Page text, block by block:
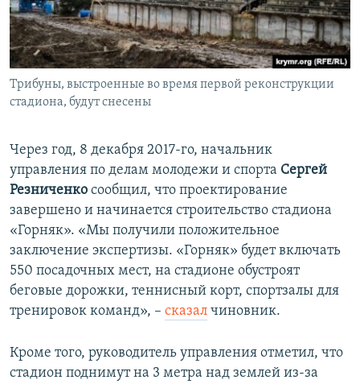
Трибуны, выстроенные во время первой реконструкции
стадиона, будут снесены
Через год, 8 декабря 2017-го, начальник
управления по делам молодежи и спорта Сергей
Резниченко сообщил, что проектирование
завершено и начинается строительство стадиона
«Горняк». «Мы получили положительное
заключение экспертизы. «Горняк» будет включать
550 посадочных мест, на стадионе обустроят
беговые дорожки, теннисный корт, спортзалы для
тренировок команд», – сказал чиновник.
Кроме того, руководитель управления отметил, что
стадион поднимут на 3 метра над землей из-за